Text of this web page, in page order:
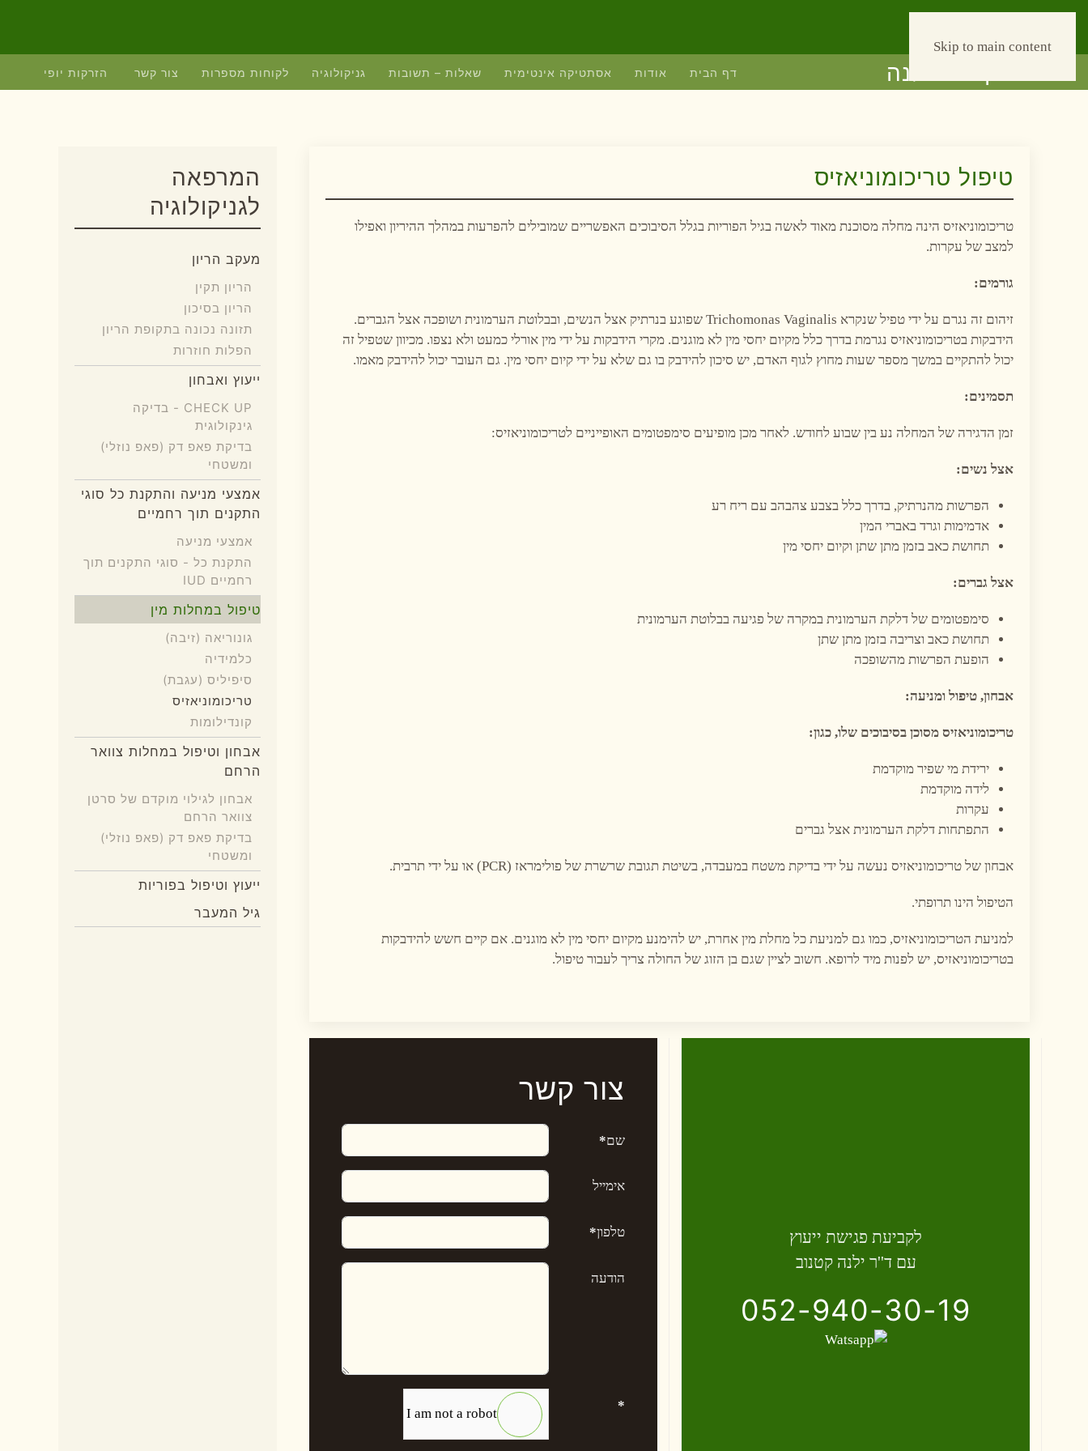
Skip to main content
052-940-30-19
דף הבית אודות אסתטיקה אינטימית שאלות – תשובות גניקולוגיה לקוחות מספרות צור קשר הזרקות יופי
טיפול טריכומוניאזיס
טריכומוניאזיס הינה מחלה מסוכנת מאוד לאשה בגיל הפוריות בגלל הסיבוכים האפשריים שמובילים להפרעות במהלך ההיריון ואפילו
למצב של עקרות.
גורמים:
זיהום זה נגרם על ידי טפיל שנקרא Trichomonas Vaginalis שפוגע בנרתיק אצל הנשים, ובבלוטת הערמונית ושופכה אצל הגברים.
הידבקות בטריכומוניאזיס נגרמת בדרך כלל מקיום יחסי מין לא מוגנים. מקרי הידבקות על ידי מין אורלי כמעט ולא נצפו. מכיוון שטפיל זה
יכול להתקיים במשך מספר שעות מחוץ לגוף האדם, יש סיכון להידבק בו גם שלא על ידי קיום יחסי מין. גם העובר יכול להידבק מאמו.
תסמינים:
זמן הדגירה של המחלה נע בין שבוע לחודש. לאחר מכן מופיעים סימפטומים האופייניים לטריכומוניאזיס:
אצל נשים:
הפרשות מהנרתיק, בדרך כלל בצבע צהבהב עם ריח רע
אדמימות וגרד באברי המין
תחושת כאב בזמן מתן שתן וקיום יחסי מין
אצל גברים:
סימפטומים של דלקת הערמונית במקרה של פגיעה בבלוטת הערמונית
תחושת כאב וצריבה בזמן מתן שתן
הופעת הפרשות מהשופכה
אבחון, טיפול ומניעה:
טריכומוניאזיס מסוכן בסיבוכים שלו, כגון:
ירידת מי שפיר מוקדמת
לידה מוקדמת
עקרות
התפתחות דלקת הערמונית אצל גברים
אבחון של טריכומוניאזיס נעשה על ידי בדיקת משטח במעבדה, בשיטת תגובת שרשרת של פולימראז (PCR) או על ידי תרבית.
הטיפול הינו תרופתי.
למניעת הטריכומוניאזיס, כמו גם למניעת כל מחלת מין אחרת, יש להימנע מקיום יחסי מין לא מוגנים. אם קיים חשש להידבקות
בטריכומוניאזיס, יש לפנות מיד לרופא. חשוב לציין שגם בן הזוג של החולה צריך לעבור טיפול.
לקביעת פגישת ייעוץ
עם ד''ר ילנה קטנוב
052-940-30-19
צור קשר
שם*
אימייל
טלפון*
הודעה
*
I am not a robot
המרפאה
לגניקולוגיה
מעקב הריון
הריון תקין
הריון בסיכון
תזונה נכונה בתקופת הריון
הפלות חוזרות
ייעוץ ואבחון
CHECK UP - בדיקה
גינקולוגית
בדיקת פאפ דק (פאפ נוזלי)
ומשטחי
אמצעי מניעה והתקנת כל סוגי
התקנים תוך רחמיים
אמצעי מניעה
התקנת כל - סוגי התקנים תוך
רחמיים IUD
טיפול במחלות מין
גונוריאה (זיבה)
כלמידיה
סיפיליס (עגבת)
טריכומוניאזיס
קונדילומות
אבחון וטיפול במחלות צוואר
הרחם
אבחון לגילוי מוקדם של סרטן
צוואר הרחם
בדיקת פאפ דק (פאפ נוזלי)
ומשטחי
ייעוץ וטיפול בפוריות
גיל המעבר